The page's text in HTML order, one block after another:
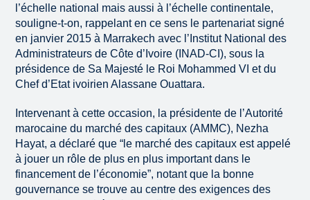
l’échelle national mais aussi à l’échelle continentale,
souligne-t-on, rappelant en ce sens le partenariat signé
en janvier 2015 à Marrakech avec l’Institut National des
Administrateurs de Côte d’Ivoire (INAD-CI), sous la
présidence de Sa Majesté le Roi Mohammed VI et du
Chef d’Etat ivoirien Alassane Ouattara.
Intervenant à cette occasion, la présidente de l’Autorité
marocaine du marché des capitaux (AMMC), Nezha
Hayat, a déclaré que “le marché des capitaux est appelé
à jouer un rôle de plus en plus important dans le
financement de l’économie”, notant que la bonne
gouvernance se trouve au centre des exigences des